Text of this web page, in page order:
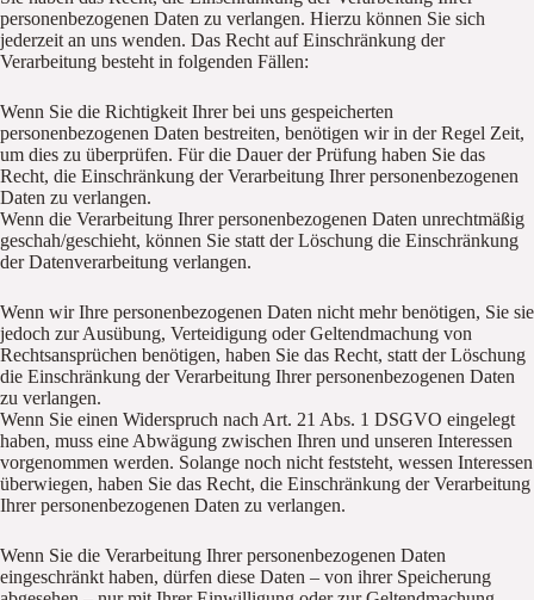
personenbezogenen Daten zu verlangen. Hierzu können Sie sich
jederzeit an uns wenden. Das Recht auf Einschränkung der
Verarbeitung besteht in folgenden Fällen:
Wenn Sie die Richtigkeit Ihrer bei uns gespeicherten
personenbezogenen Daten bestreiten, benötigen wir in der Regel Zeit,
um dies zu überprüfen. Für die Dauer der Prüfung haben Sie das
Recht, die Einschränkung der Verarbeitung Ihrer personenbezogenen
Daten zu verlangen.
Wenn die Verarbeitung Ihrer personenbezogenen Daten unrechtmäßig
geschah/geschieht, können Sie statt der Löschung die Einschränkung
der Datenverarbeitung verlangen.
Wenn wir Ihre personenbezogenen Daten nicht mehr benötigen, Sie sie
jedoch zur Ausübung, Verteidigung oder Geltendmachung von
Rechtsansprüchen benötigen, haben Sie das Recht, statt der Löschung
die Einschränkung der Verarbeitung Ihrer personenbezogenen Daten
zu verlangen.
Wenn Sie einen Widerspruch nach Art. 21 Abs. 1 DSGVO eingelegt
haben, muss eine Abwägung zwischen Ihren und unseren Interessen
vorgenommen werden. Solange noch nicht feststeht, wessen Interessen
überwiegen, haben Sie das Recht, die Einschränkung der Verarbeitung
Ihrer personenbezogenen Daten zu verlangen.
Wenn Sie die Verarbeitung Ihrer personenbezogenen Daten
eingeschränkt haben, dürfen diese Daten – von ihrer Speicherung